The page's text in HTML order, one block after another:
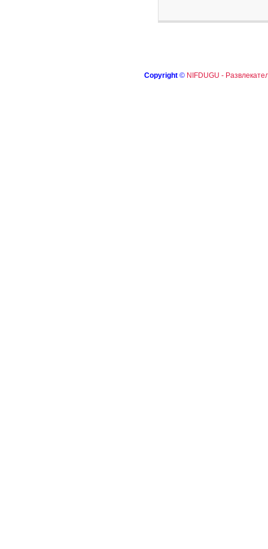
Copyright © NIFDUGU -